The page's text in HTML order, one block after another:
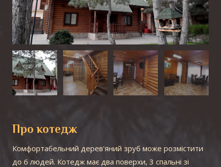
Про котедж
Комфортабельний дерев'яний зруб може розмістити
до 6 людей. Котедж має два поверхи, 3 спальні зі